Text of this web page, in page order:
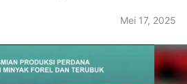
Mei 17, 2025